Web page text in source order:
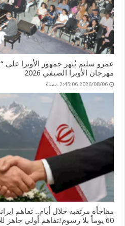
عمرو سليم يُبهر جمهور الأوبرا
مهرجان الأوبرا الصيفي 2026
2026/08/06 2:45:06 مساءً
مفاجأة مرتقبة خلال أيام.. تفاهم
60 يوماً بلا رسوم!تفاهم أولي جاهز للإعلان